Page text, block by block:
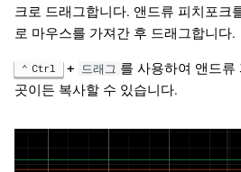
크로 드래그합니다. 앤드류 피치포크
로 마우스를 가져간 후 드래그합니다.
Ctrl + 드래그 를 사용하여 앤드류
곳이든 복사할 수 있습니다.